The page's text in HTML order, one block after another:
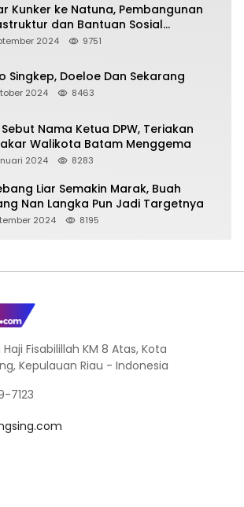
Kunker ke Natuna, Pembangunan
dan Bantuan Sosial
Hingga Pulau Tiga
2024 9751
Singkep, Doeloe Dan Sekarang
2024 8463
Nama Ketua DPW, Teriakan
Walikota Batam Menggema
2024 8283
Liar Semakin Marak, Buah
Nan Langka Pun Jadi Targetnya
2024 8195
Haji Fisabilillah KM 8 Atas, Kota
Kepulauan Riau - Indonesia
7123